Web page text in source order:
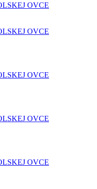
OVCE
OVCE
OVCE
OVCE
OVCE